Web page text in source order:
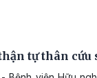
tự thân